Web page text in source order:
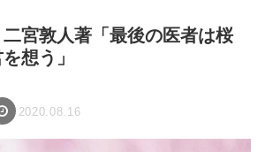
二宮敦人著「最後の医者は桜
想う」
2020.08.16